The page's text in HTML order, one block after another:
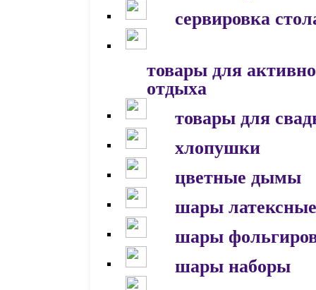
сервировка
товары для
отдыха
товары для
хлопушки
цветные дымы
шары латексные
шары
шары наборы